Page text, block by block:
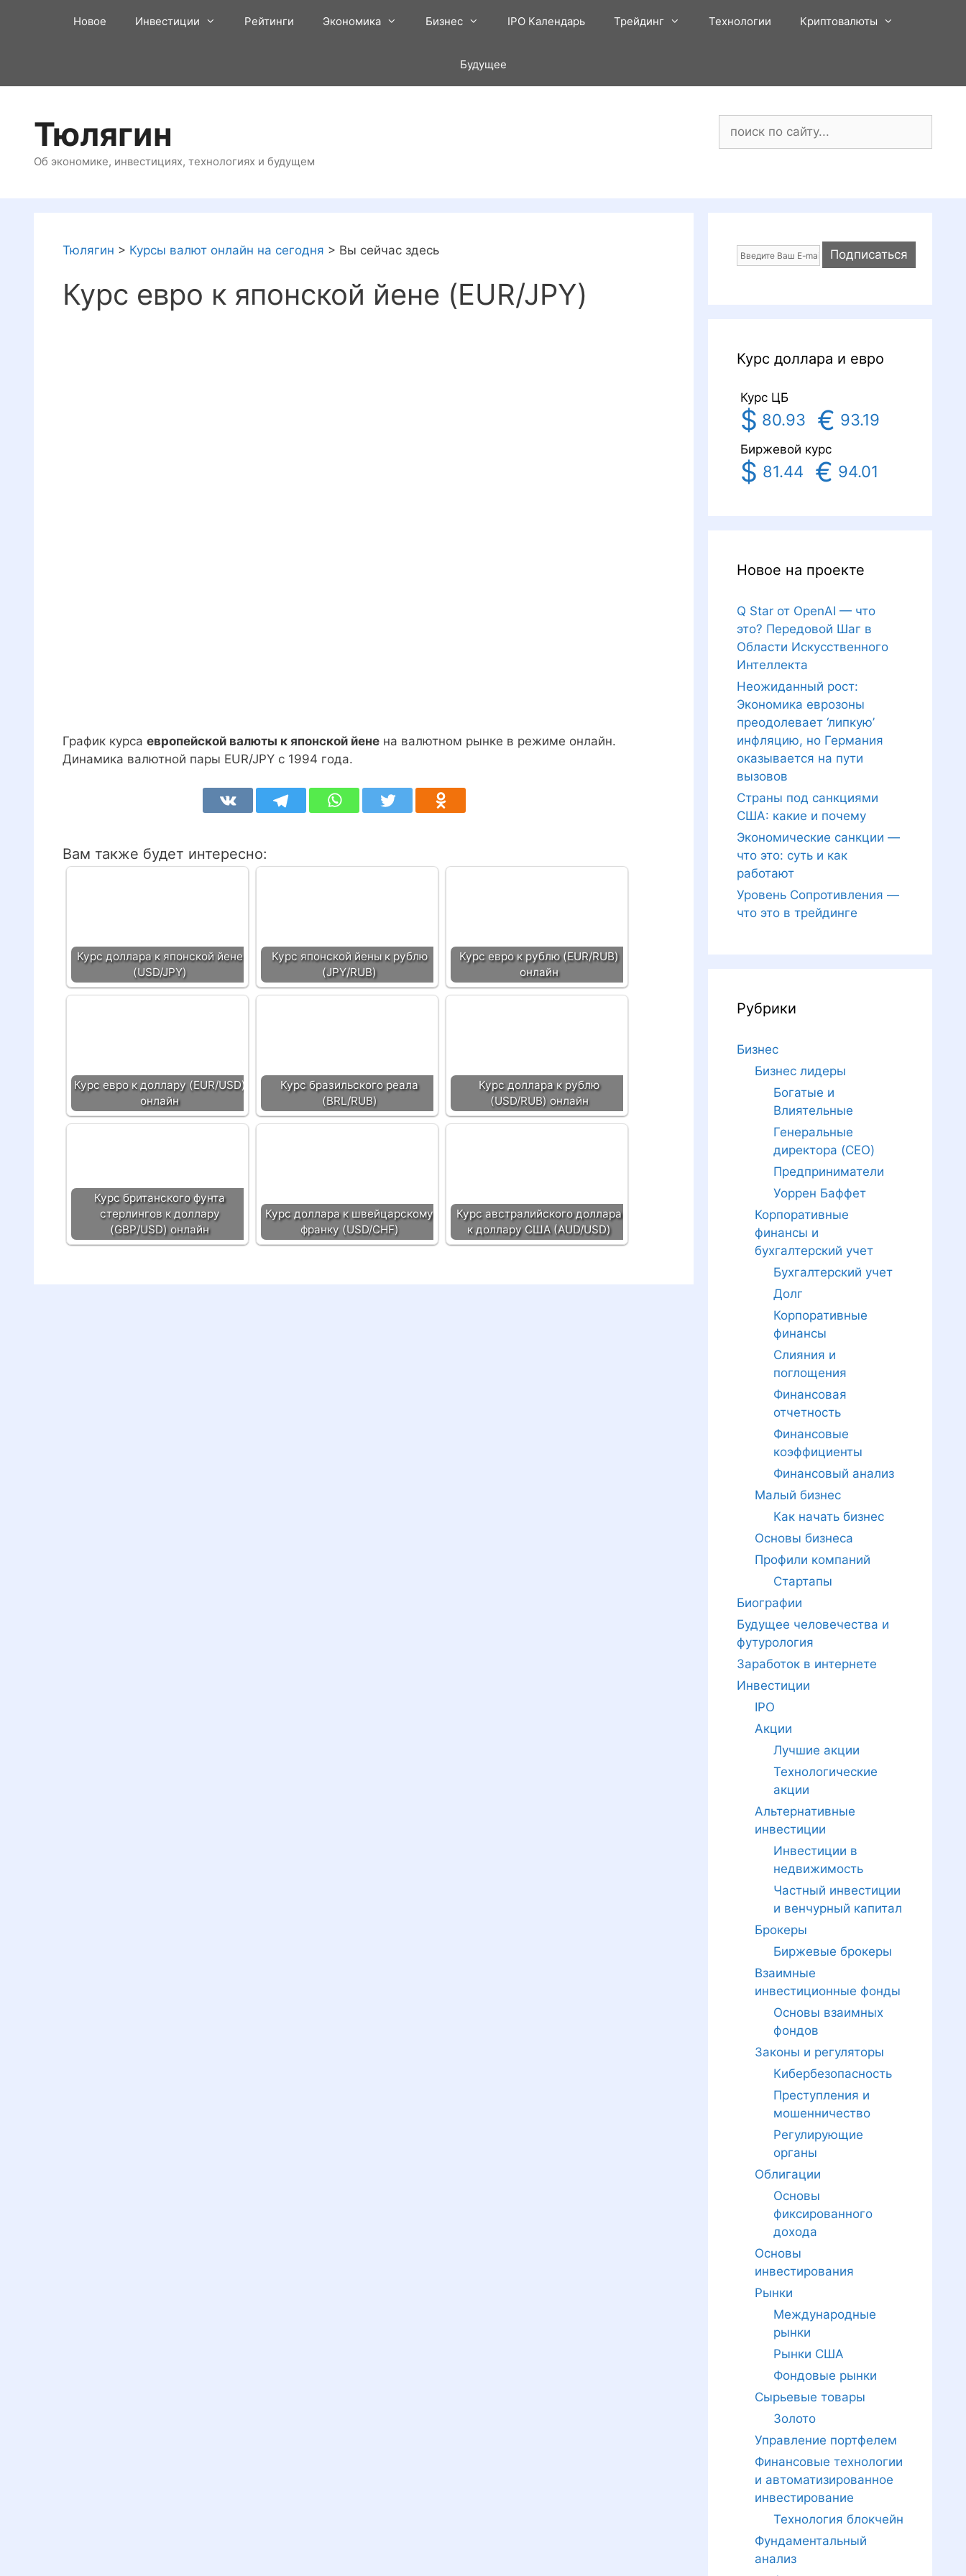
Новое Инвестиции Рейтинги Экономика Бизнес IPO Календарь Трейдинг Технологии Криптовалюты
Будущее
Тюлягин
Об экономике, инвестициях, технологиях и будущем
Тюлягин > Курсы валют онлайн на сегодня > Вы сейчас здесь
Курс евро к японской йене (EUR/JPY)
График курса европейской валюты к японской йене на валютном рынке в режиме онлайн.
Динамика валютной пары EUR/JPY с 1994 года.
Вам также будет интересно:
Курс доллара к японской йене
(USD/JPY)
Курс японской йены к рублю
(JPY/RUB)
Курс евро к рублю (EUR/RUB)
онлайн
Курс евро к доллару (EUR/USD)
онлайн
Курс бразильского реала
(BRL/RUB)
Курс доллара к рублю
(USD/RUB) онлайн
Курс британского фунта
стерлингов к доллару
(GBP/USD) онлайн
Курс доллара к швейцарскому
франку (USD/CHF)
Курс австралийского доллара
к доллару США (AUD/USD)
Курс доллара и евро
Курс ЦБ
$ 80.93 € 93.19
Биржевой курс
$ 81.44 € 94.01
Новое на проекте
Q Star от OpenAI — что
это? Передовой Шаг в
Области Искусственного
Интеллекта
Неожиданный рост:
Экономика еврозоны
преодолевает ‘липкую’
инфляцию, но Германия
оказывается на пути
вызовов
Страны под санкциями
США: какие и почему
Экономические санкции —
что это: суть и как
работают
Уровень Сопротивления —
что это в трейдинге
Рубрики
Бизнес
Бизнес лидеры
Богатые и
Влиятельные
Генеральные
директора (CEO)
Предприниматели
Уоррен Баффет
Корпоративные
финансы и
бухгалтерский учет
Бухгалтерский учет
Долг
Корпоративные
финансы
Слияния и
поглощения
Финансовая
отчетность
Финансовые
коэффициенты
Финансовый анализ
Малый бизнес
Как начать бизнес
Основы бизнеса
Профили компаний
Стартапы
Биографии
Будущее человечества и
футурология
Заработок в интернете
Инвестиции
IPO
Акции
Лучшие акции
Технологические
акции
Альтернативные
инвестиции
Инвестиции в
недвижимость
Частный инвестиции
и венчурный капитал
Брокеры
Биржевые брокеры
Взаимные
инвестиционные фонды
Основы взаимных
фондов
Законы и регуляторы
Кибербезопасность
Преступления и
мошенничество
Регулирующие
органы
Облигации
Основы
фиксированного
дохода
Основы
инвестирования
Рынки
Международные
рынки
Рынки США
Фондовые рынки
Сырьевые товары
Золото
Управление портфелем
Финансовые технологии
и автоматизированное
инвестирование
Технология блокчейн
Фундаментальный
анализ